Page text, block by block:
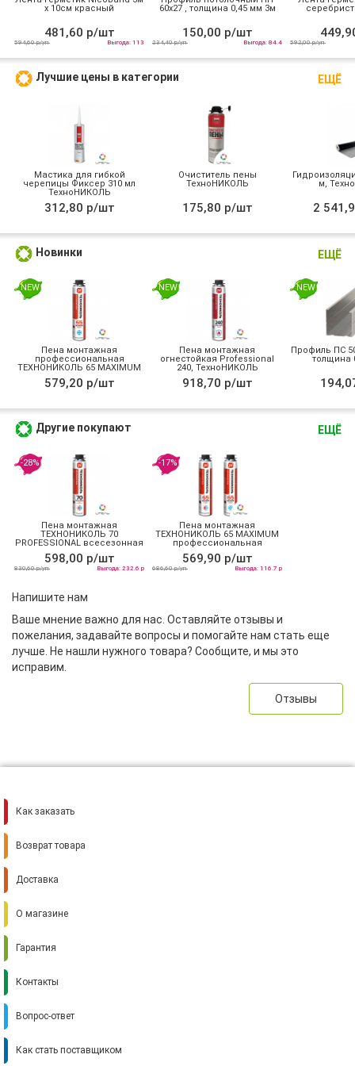
х 10см красный
481,60 р/шт
594,60 р/уп Выгода: 113
60х27 , толщина 0,45 мм 3м
150,00 р/шт
234,40 р/уп Выгода: 84.4 592,00 р/уп
ЕЩЁ
Лучшие цены в категории
Мастика для гибкой
черепицы Фиксер 310 мл
ТехноНИКОЛЬ
312,80 р/шт
Очиститель пены
ТехноНИКОЛЬ
175,80 р/шт
м,
2
ЕЩЁ
Новинки
NEW
Пена монтажная
профессиональная
ТЕХНОНИКОЛЬ 65 MAXIMUM
зимняя
579,20 р/шт
NEW
Пена монтажная
огнестойкая Professional
240, ТехноНИКОЛЬ
918,70 р/шт
NEW
Профиль ПС
толщина
ЕЩЁ
Другие покупают
-28%
Пена монтажная
ТЕХНОНИКОЛЬ 70
PROFESSIONAL всесезонная
598,00 р/шт
830,60 р/уп Выгода: 232.6 р
-17%
Пена монтажная
ТЕХНОНИКОЛЬ 65 MAXIMUM
профессиональная
всесезонная
569,90 р/шт
686,60 р/уп Выгода: 116.7 р
Напишите нам
Ваше мнение важно для нас. Оставляйте отзывы и
пожелания, задавайте вопросы и помогайте нам стать еще
лучше. Не нашли нужного товара? Сообщите, и мы это
исправим.
Отзывы
Как заказать
Возврат товара
Доставка
О магазине
Гарантия
Контакты
Вопрос-ответ
Как стать поставщиком